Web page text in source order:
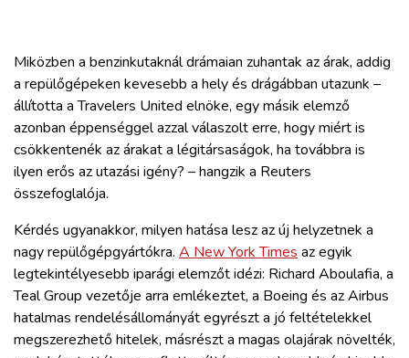
Miközben a benzinkutaknál drámaian zuhantak az árak, addig
a repülőgépeken kevesebb a hely és drágábban utazunk –
állította a Travelers United elnöke, egy másik elemző
azonban éppenséggel azzal válaszolt erre, hogy miért is
csökkentenék az árakat a légitársaságok, ha továbbra is
ilyen erős az utazási igény? – hangzik a Reuters
összefoglalója.
Kérdés ugyanakkor, milyen hatása lesz az új helyzetnek a
nagy repülőgépgyártókra. A New York Times az egyik
legtekintélyesebb iparági elemzőt idézi: Richard Aboulafia, a
Teal Group vezetője arra emlékeztet, a Boeing és az Airbus
hatalmas rendelésállományát egyrészt a jó feltételekkel
megszerezhető hitelek, másrészt a magas olajárak növelték,